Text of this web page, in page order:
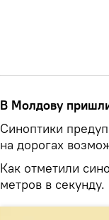
В Молдову
Синоптики
на дорогах
Как отметили
метров в секунду.